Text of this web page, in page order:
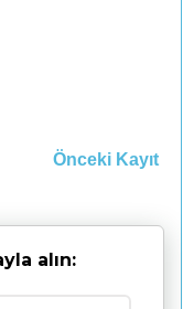
Önceki Kayıt
alın: